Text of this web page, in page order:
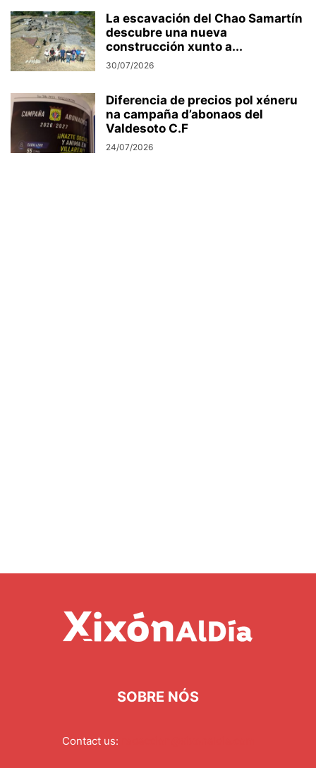
La escavación del Chao Samartín
descubre una nueva
construcción xunto a...
30/07/2026
Diferencia de precios pol xéneru
na campaña d’abonaos del
Valdesoto C.F
24/07/2026
SOBRE NÓS
Contact us: